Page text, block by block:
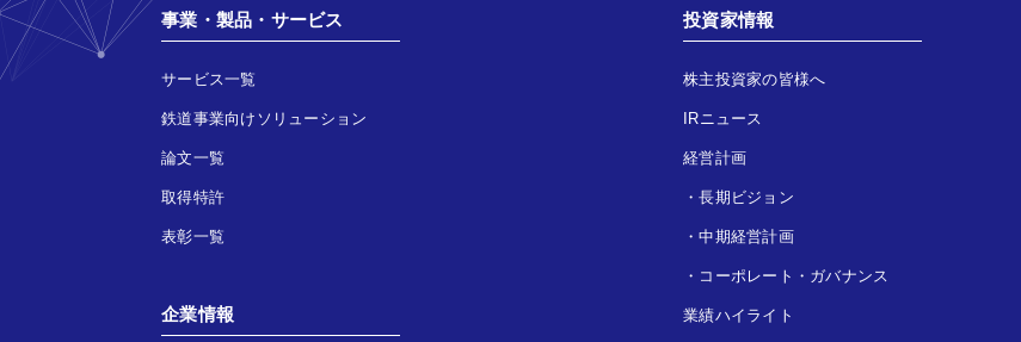
事業・製品・サービス
サービス一覧
鉄道事業向けソリューション
論文一覧
取得特許
表彰一覧
企業情報
投資家情報
株主投資家の皆様へ
IRニュース
経営計画
・長期ビジョン
・中期経営計画
・ コーポレート・ガバナンス
業績ハイライト